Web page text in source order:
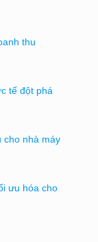
thu
tế đột phá
cho nhà máy
ưu hóa cho